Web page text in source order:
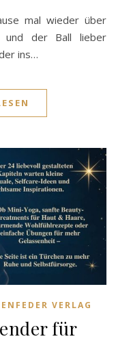
mal wieder über
und der Ball lieber
ins…
VERLAG
für